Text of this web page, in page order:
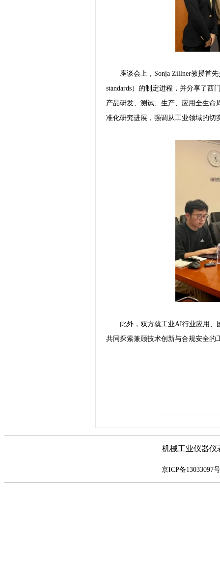
座谈会上，Sonja Zillner教授首
standards）的制定进程，并分享了
产品研发、测试、生产、应用全生
准化研究进展，强调从工业领域的
此外，双方就工业AI行业应用、
共同探索兼顾技术创新与合规安全的